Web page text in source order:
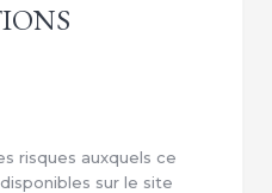
risques auxquels ce
sur le site